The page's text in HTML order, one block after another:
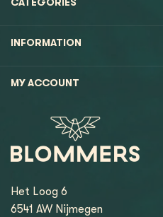
INFORMATION
MY ACCOUNT
Het Loog 6
6541 AW Nijmegen